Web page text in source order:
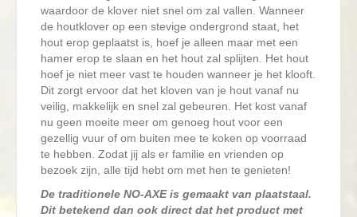
waardoor de klover niet snel om zal vallen. Wanneer
de houtklover op een stevige ondergrond staat, het
hout erop geplaatst is, hoef je alleen maar met een
hamer erop te slaan en het hout zal splijten. Het hout
hoef je niet meer vast te houden wanneer je het klooft.
Dit zorgt ervoor dat het kloven van je hout vanaf nu
veilig, makkelijk en snel zal gebeuren. Het kost vanaf
nu geen moeite meer om genoeg hout voor een
gezellig vuur of om buiten mee te koken op voorraad
te hebben. Zodat jij als er familie en vrienden op
bezoek zijn, alle tijd hebt om met hen te genieten!
De traditionele NO-AXE is gemaakt van plaatstaal.
Dit betekend dan ook direct dat het product met